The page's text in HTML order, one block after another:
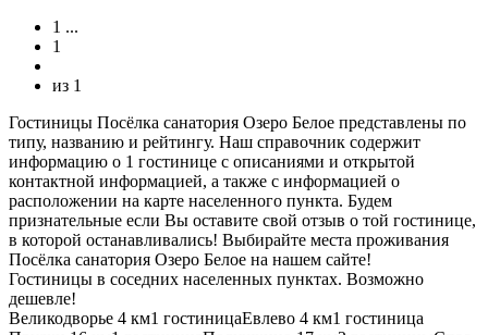
1 ...
1
из 1
Гостиницы Посёлка санатория Озеро Белое представлены по
типу, названию и рейтингу. Наш справочник содержит
информацию о 1 гостинице с описаниями и открытой
контактной информацией, а также с информацией о
расположении на карте населенного пункта. Будем
признательные если Вы оставите свой отзыв о той гостинице,
в которой останавливались! Выбирайте места проживания
Посёлка санатория Озеро Белое на нашем сайте!
Гостиницы в соседних населенных пунктах. Возможно
дешевле!
Великодворье 4 км1 гостиницаЕвлево 4 км1 гостиница